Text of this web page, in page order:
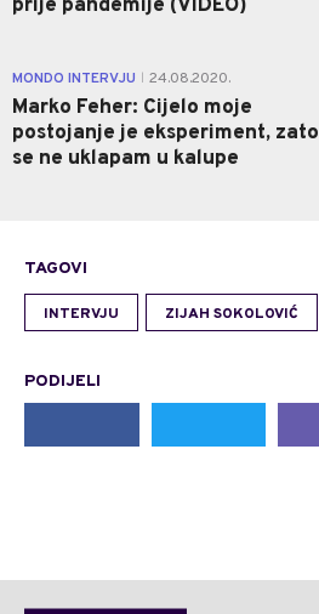
prije pandemije (VIDEO)
MONDO INTERVJU 24.08.2020.
Marko Feher: Cijelo moje
postojanje je eksperiment, zato
se ne uklapam u kalupe
TAGOVI
INTERVJU ZIJAH SOKOLOVIĆ
PODIJELI